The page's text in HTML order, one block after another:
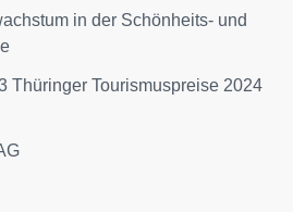
in der Schönheits- und
Thüringer Tourismuspreise 2024